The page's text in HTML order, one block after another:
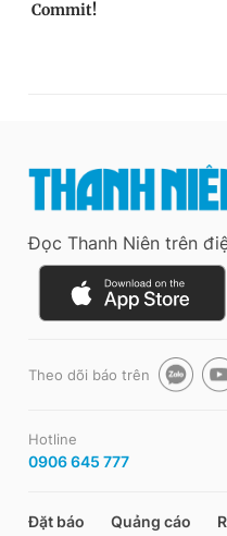
Đọc Thanh Niên trên
Theo dõi báo trên
Hotline
0906 645 777
Đặt báo Quảng cáo